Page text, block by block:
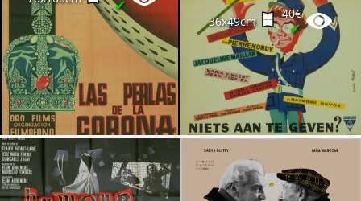
✔
36x49cm
40€
✔